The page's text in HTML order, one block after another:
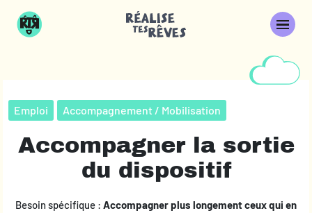
Emploi Accompagnement / Mobilisation
Accompagner la sortie
du dispositif
Besoin spécifique : Accompagner plus longement ceux qui en